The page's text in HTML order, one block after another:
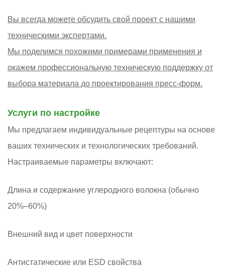
Вы всегда можете обсудить свой проект с нашими
техническими экспертами.
Мы поделимся похожими примерами применения и
окажем профессиональную техническую поддержку от
выбора материала до проектирования пресс-форм.
Услуги по настройке
Мы предлагаем индивидуальные рецептуры на основе
ваших технических и технологических требований.
Настраиваемые параметры включают:
Длина и содержание углеродного волокна (обычно
20%–60%)
Внешний вид и цвет поверхности
Антистатические или ESD свойства